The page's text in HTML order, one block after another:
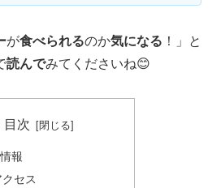
が食べられるのか気になる ！」と
読んでみてくださいね😊
目次
報
セス